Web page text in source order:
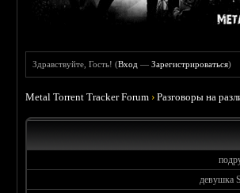
Здравствуйте, Гость! (Вход —Зарегистрироваться)
Metal Torrent Tracker Forum ›Разговоры на
девушка